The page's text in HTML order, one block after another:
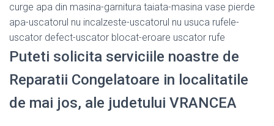
curge apa din masina-garnitura taiata-masina vase pierde
apa-uscatorul nu incalzeste-uscatorul nu usuca rufele-
uscator defect-uscator blocat-eroare uscator rufe
Puteti solicita serviciile noastre de
Reparatii Congelatoare in localitatile
de mai jos, ale judetului VRANCEA